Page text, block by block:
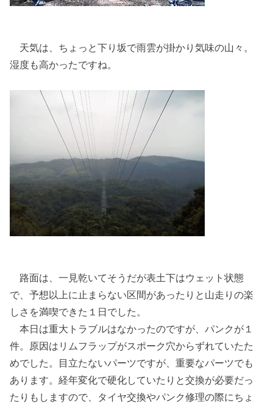
天気は、ちょっと下り坂で雨雲が掛かり気味の山々。
湿度も高かったですね。
路面は、一見乾いてそうだが表土下はウェット状態
で、予想以上に止まらない区間があったりと山走りの楽
しさを満喫できた１日でした。
本日は重大トラブルはなかったのですが、パンクが１
件。原因はリムフラップがスポーク穴からずれていたた
めでした。目立たないパーツですが、重要なパーツでも
あります。経年変化で硬化していたりと交換が必要だっ
たりもしますので、タイヤ交換やパンク修理の際にちょ